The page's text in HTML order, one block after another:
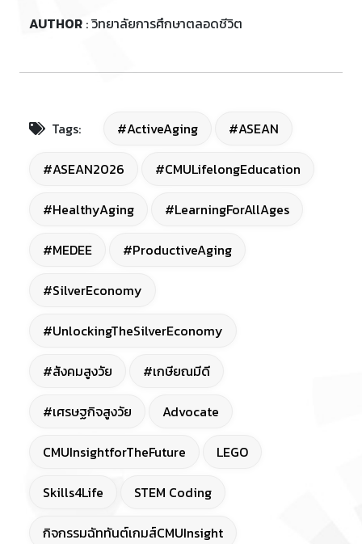
AUTHOR : วิทยาลัยการศึกษาตลอดชีวิต
Tags: #ActiveAging #ASEAN
#ASEAN2026 #CMULifelongEducation
#HealthyAging #LearningForAllAges
#MEDEE #ProductiveAging
#SilverEconomy
#UnlockingTheSilverEconomy
#สังคมสูงวัย #เกษียณมีดี
#เศรษฐกิจสูงวัย Advocate
CMUInsightforTheFuture LEGO
Skills4Life STEM Coding
กิจกรรมฉัททันต์เกมส์CMUInsight